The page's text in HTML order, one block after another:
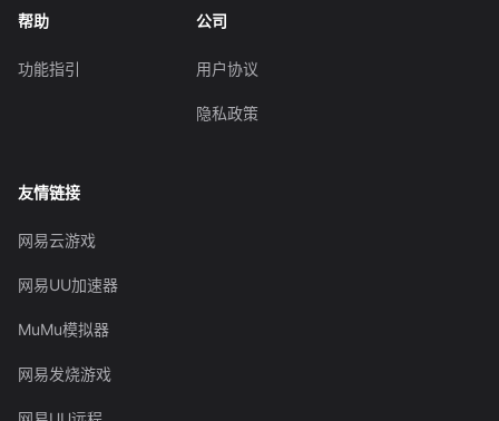
帮助
功能指引
公司
用户协议
隐私政策
友情链接
网易云游戏
网易UU加速器
MuMu模拟器
网易发烧游戏